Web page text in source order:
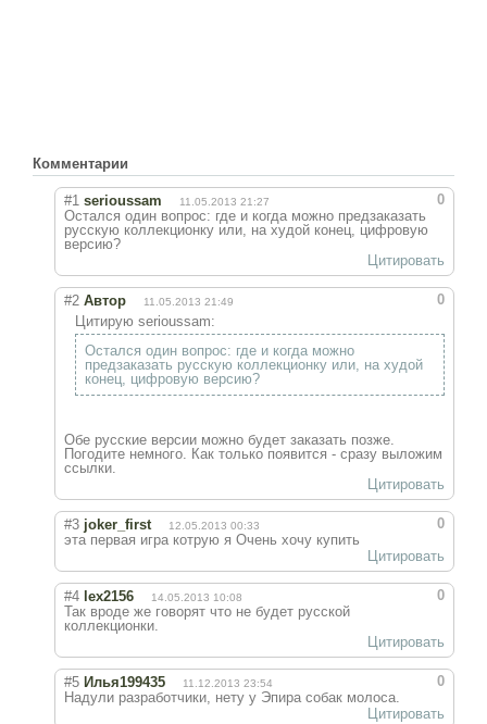
Комментарии
0
#1 serioussam 11.05.2013 21:27
Остался один вопрос: где и когда можно предзаказать
русскую коллекционку или, на худой конец, цифровую
версию?
Цитировать
0
#2 Автор 11.05.2013 21:49
Цитирую serioussam:
Остался один вопрос: где и когда можно
предзаказать русскую коллекционку или, на худой
конец, цифровую версию?
Обе русские версии можно будет заказать позже.
Погодите немного. Как только появится - сразу выложим
ссылки.
Цитировать
0
#3 joker_first 12.05.2013 00:33
эта первая игра котрую я Очень хочу купить
Цитировать
0
#4 lex2156 14.05.2013 10:08
Так вроде же говорят что не будет русской
коллекционки.
Цитировать
0
#5 Илья199435 11.12.2013 23:54
Надули разработчики, нету у Эпира собак молоса.
Цитировать